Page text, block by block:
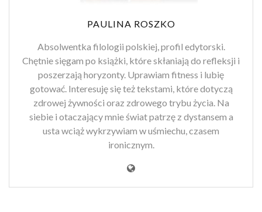
PAULINA ROSZKO
Absolwentka filologii polskiej, profil edytorski.
Chętnie sięgam po książki, które skłaniają do refleksji i
poszerzają horyzonty. Uprawiam fitness i lubię
gotować. Interesuję się też tekstami, które dotyczą
zdrowej żywności oraz zdrowego trybu życia. Na
siebie i otaczający mnie świat patrzę z dystansem a
usta wciąż wykrzywiam w uśmiechu, czasem
ironicznym.